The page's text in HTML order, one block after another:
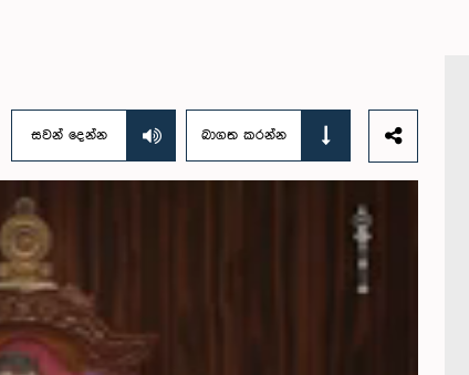
සවන් දෙන්න බාගත කරන්න